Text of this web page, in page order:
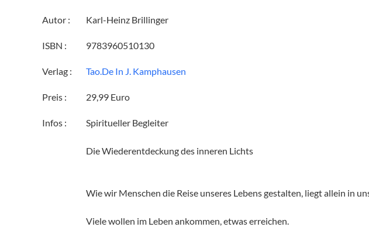
Autor : Karl-Heinz Brillinger
ISBN : 9783960510130
Verlag : Tao.De In J. Kamphausen
Preis : 29,99 Euro
Infos : Spiritueller Begleiter
Die Wiederentdeckung des inneren Lichts
Wie wir Menschen die Reise unseres Lebens gestalten, liegt allein in
Viele wollen im Leben ankommen, etwas erreichen.